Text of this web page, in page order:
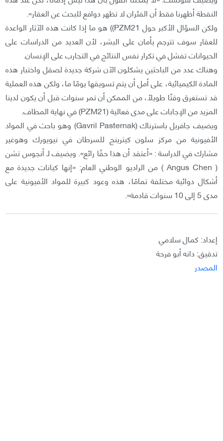
النقطة أظهرنا فقط أن الفئران لا تظهر دوافع للبحث عن العقار».
ولكن السؤال الأكبر حول PZM21)) هو ما إذا كانت هذه الآثار الواعدة
للعقار سوف تترجم بأمان على البشر، لأن العديد من الدراسات على
الحيوانات تفشل في تكرار نفس النتائج في التجارب على الإنسان.
وهناك عدد من الباحثين يشكلون الآن شركة جديدة لصقل واختبار هذه
المادة الكيميائية، على أمل أن يتم تسويقها يومًا ما، ولكن هذه العملية
قد تستغرق وقتًا طويلًا، من الممكن أن تمر سنوات قبل أن يكون لدينا
المزيد من الإجابات على مدى فعالية (PZM21) في نهاية المطاف.
ويضيف جافريل باسترناك (Gavril Pasternak) وهو باحث في المواد
الأفيونية من مركز سلون كيترينج للسرطان في نيويورك وهوغير
مشارك في الدراسة : «أعتقد أن هذا حقًا رائع». ويضيف لـ أنجوس تشن
( Angus Chen ) من الراديو الوطني العام: «إنها كيانات جديدة مع
أشكال دوائية مختلفة تمامًا، هذه وعود كبيرة للمواد الأفيونية على
مدى 5 إلى 10 سنوات قادمة».
إعداد: كمال سلامي
تدقيق: دانه أبو فرحة
المصدر